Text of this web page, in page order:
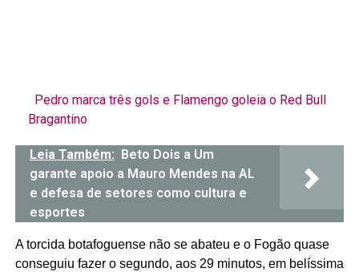
Pedro marca três gols e Flamengo goleia o Red Bull
Bragantino
Leia Também: Beto Dois a Um
garante apoio a Mauro Mendes na AL
e defesa de setores como cultura e
esportes
A torcida botafoguense não se abateu e o Fogão quase
conseguiu fazer o segundo, aos 29 minutos, em belíssima